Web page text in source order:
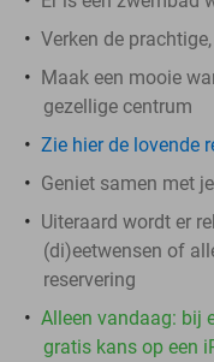
Verken de
Maak een mooie
gezellige centrum
Zie hier de lovende
Geniet samen met
Uiteraard wordt er
(di)eetwensen of
reservering
Alleen vandaag: bij
gratis kans op een